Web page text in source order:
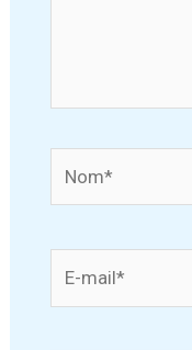
mail*